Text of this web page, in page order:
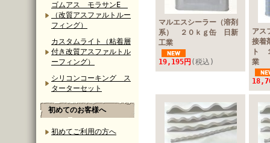
ゴムアス モラサンE
（改質アスファルトルー
フィング）
カスタムライト（粘着層
付き改質アスファルトル
ーフィング）
シリコンコーキング ス
ターターセット
初めてのお客様へ
初めてご利用の方へ
マルエスシーラー（溶剤
系） ２０ｋｇ缶 日新
工業
19,195円 (税込)
アス
接着
ト
業